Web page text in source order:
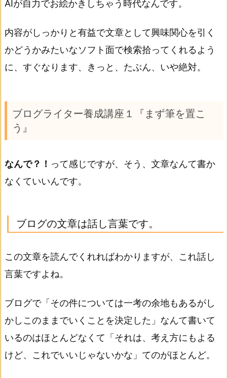
AIが自力でお絵かきしちゃう時代なんです。
内容がしっかりと有益で文章として興味関心を引く
かどうかみたいなソフト面で検索拾ってくれるよう
に、すぐなります、きっと、たぶん、いや絶対。
ブログライター養成講座１『まず筆を置こ
う』
なんで？！ って感じですが、そう、文章なんて書か
なくていいんです。
ブログの文章は話し言葉です。
この文章を読んでくれればわかりますが、これ話し
言葉ですよね。
ブログで「その件については一考の余地もあるがし
かしこのままでいくことを決定した」なんて書いて
いるのはほとんどなくて「それは、考え方にもよる
けど、これでいいじゃないかな」てのがほとんど。